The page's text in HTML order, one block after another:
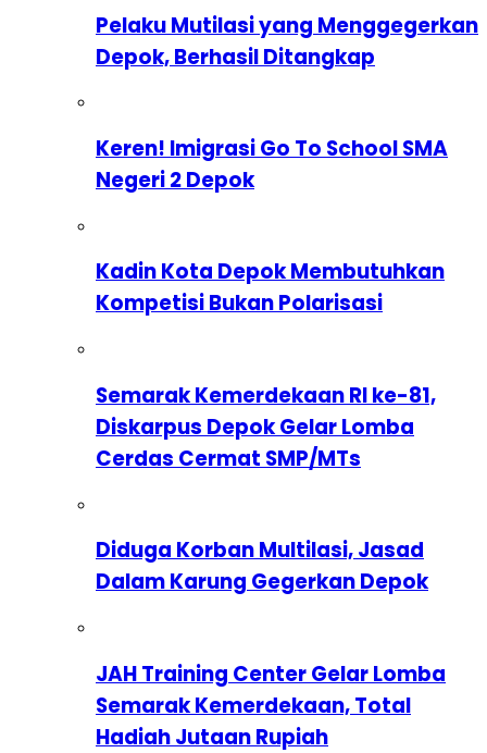
Pelaku Mutilasi yang Menggegerkan
Depok, Berhasil Ditangkap
Keren! Imigrasi Go To School SMA
Negeri 2 Depok
Kadin Kota Depok Membutuhkan
Kompetisi Bukan Polarisasi
Semarak Kemerdekaan RI ke-81,
Diskarpus Depok Gelar Lomba
Cerdas Cermat SMP/MTs
Diduga Korban Multilasi, Jasad
Dalam Karung Gegerkan Depok
JAH Training Center Gelar Lomba
Semarak Kemerdekaan, Total
Hadiah Jutaan Rupiah